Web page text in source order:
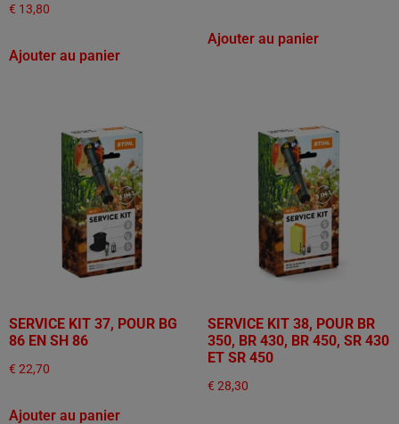
€ 13,80
Ajouter au panier
Ajouter au panier
SERVICE KIT 37, POUR BG
86 EN SH 86
€ 22,70
Ajouter au panier
SERVICE KIT 38, POUR BR
350, BR 430, BR 450, SR 430
ET SR 450
€ 28,30